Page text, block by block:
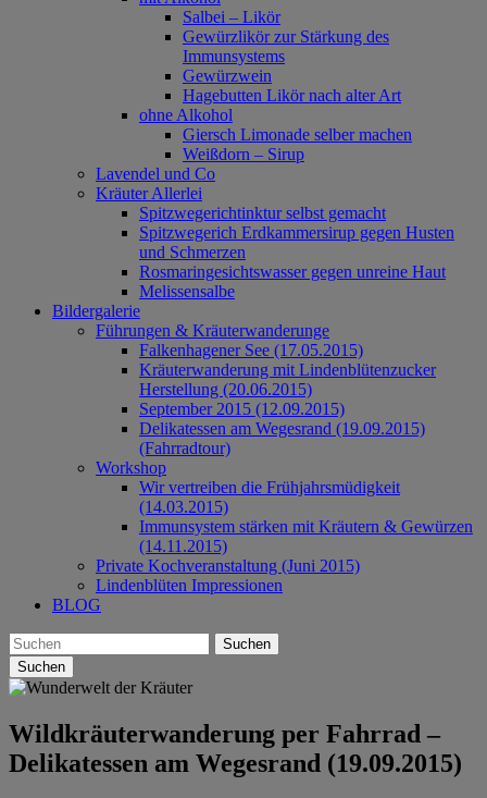
Salbei – Likör
Gewürzlikör zur Stärkung des
Immunsystems
Gewürzwein
Hagebutten Likör nach alter Art
ohne Alkohol
Giersch Limonade selber machen
Weißdorn – Sirup
Lavendel und Co
Kräuter Allerlei
Spitzwegerichtinktur selbst gemacht
Spitzwegerich Erdkammersirup gegen Husten
und Schmerzen
Rosmaringesichtswasser gegen unreine Haut
Melissensalbe
Bildergalerie
Führungen & Kräuterwanderunge
Falkenhagener See (17.05.2015)
Kräuterwanderung mit Lindenblütenzucker
Herstellung (20.06.2015)
September 2015 (12.09.2015)
Delikatessen am Wegesrand (19.09.2015)
(Fahrradtour)
Workshop
Wir vertreiben die Frühjahrsmüdigkeit
(14.03.2015)
Immunsystem stärken mit Kräutern & Gewürzen
(14.11.2015)
Private Kochveranstaltung (Juni 2015)
Lindenblüten Impressionen
BLOG
Suchen
Wildkräuterwanderung per Fahrrad –
Delikatessen am Wegesrand (19.09.2015)